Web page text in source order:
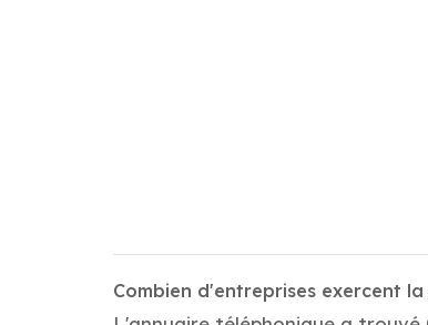
Combien d'entreprises exercent